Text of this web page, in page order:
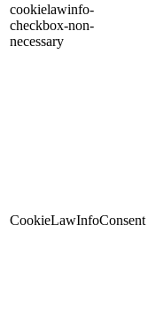
cookielawinfo-
checkbox-non-
necessary
CookieLawInfoConsent